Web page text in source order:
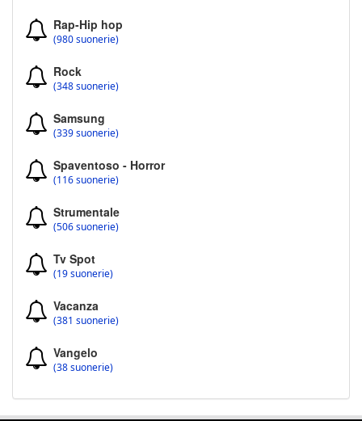
Rap-Hip hop
(980 suonerie)
Rock
(348 suonerie)
Samsung
(339 suonerie)
Spaventoso - Horror
(116 suonerie)
Strumentale
(506 suonerie)
Tv Spot
(19 suonerie)
Vacanza
(381 suonerie)
Vangelo
(38 suonerie)